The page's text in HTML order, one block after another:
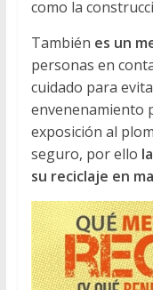
como la
También es un
personas en
cuidado para
envenenamiento
exposición al
seguro, por ello
su reciclaje en